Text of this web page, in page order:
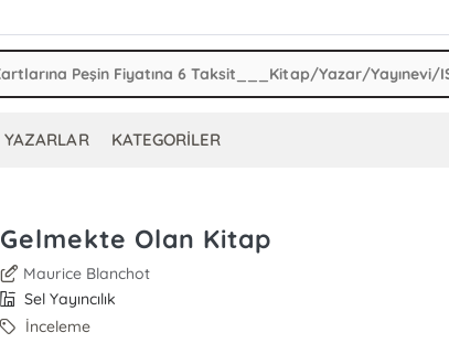
YAZARLAR KATEGORİLER
Gelmekte Olan Kitap
Maurice Blanchot
Sel Yayıncılık
İnceleme